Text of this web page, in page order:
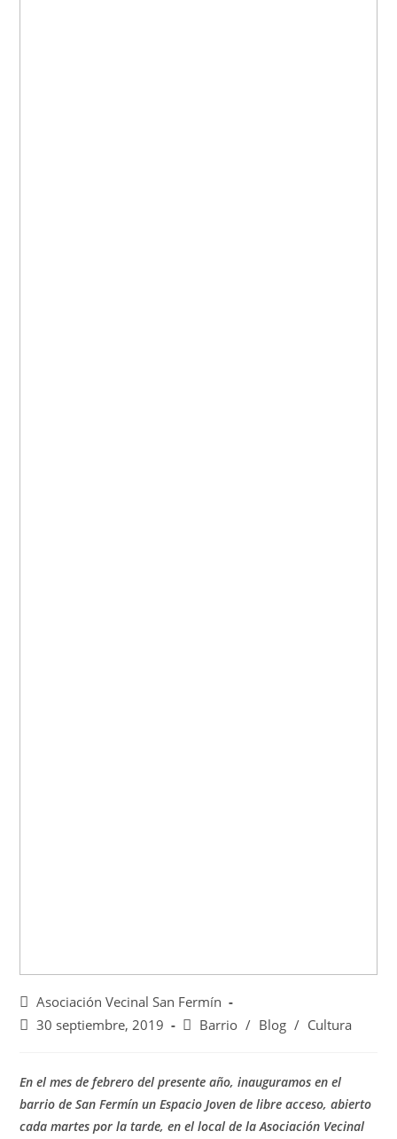
Asociación Vecinal San Fermín
30 septiembre, 2019
Barrio / Blog / Cultura
En el mes de febrero del presente año, inauguramos en el
barrio de San Fermín un Espacio Joven de libre acceso, abierto
cada martes por la tarde, en el local de la Asociación Vecinal